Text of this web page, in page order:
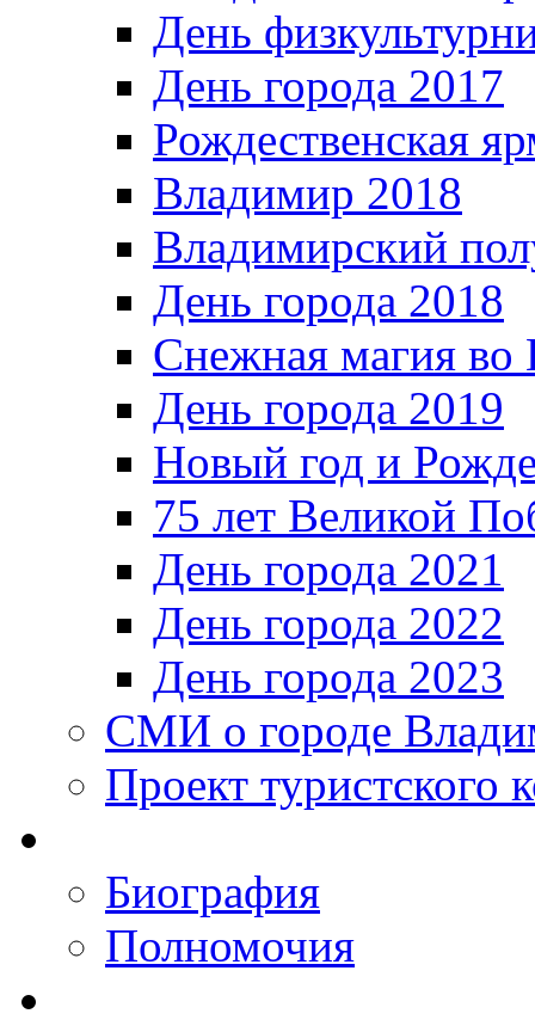
День
День города 2017
Рождественская
Владимир 2018
Владимирский
День города 2018
Снежная магия во
День города 2019
Новый год и
75 лет Великой
День города 2021
День города 2022
День города 2023
СМИ о городе
Проект туристского
Биография
Полномочия